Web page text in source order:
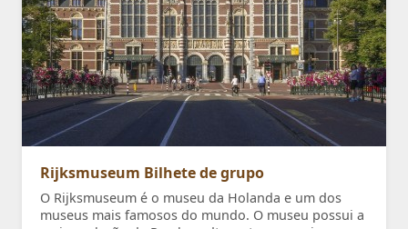
Rijksmuseum Bilhete de grupo
O Rijksmuseum é o museu da Holanda e um dos
museus mais famosos do mundo. O museu possui a